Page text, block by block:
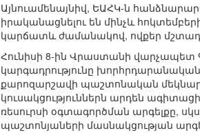
Այնուամենայնիվ, ԵԱՀԿ-ն
իրականացնելու են մինչև
կարճատև ժամանակով, ովքեր
Հունիսի 8-ին Վրաստանի վարչապետ
կարգադրությունը
քարոզարշավի պաշտոնական
կուսակցություններն արդեն
ռեսուրսի օգտագործման արգելքը,
պաշտոնյաների մասնակցության